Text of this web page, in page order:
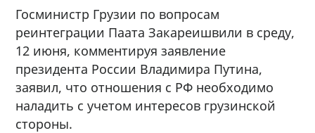
Госминистр Грузии по вопросам
реинтеграции Паата Закареишвили в среду,
12 июня, комментируя заявление
президента России Владимира Путина,
заявил, что отношения с РФ необходимо
наладить с учетом интересов грузинской
стороны.